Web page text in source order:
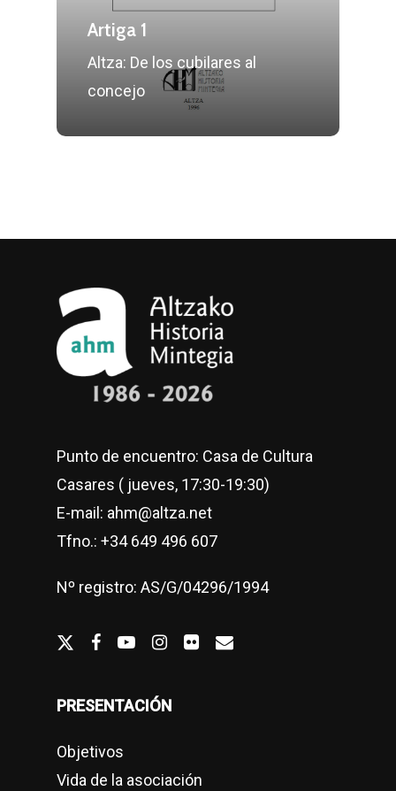
Artiga 1
Altza: De los cubilares al
concejo
Punto de encuentro: Casa de Cultura
Casares ( jueves, 17:30-19:30)
E-mail: ahm@altza.net
Tfno.: +34 649 496 607
Nº registro: AS/G/04296/1994
twitterfacebook
youtubeInstagram
flickremail
PRESENTACIÓN
Objetivos
Vida de la asociación